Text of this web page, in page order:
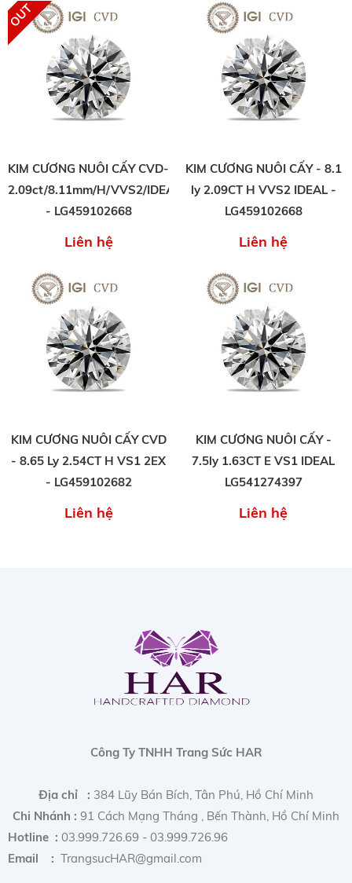
KIM CƯƠNG NUÔI CẤY CVD-
2.09ct/8.11mm/H/VVS2/IDEAl/EX/EX
- LG459102668
Liên hệ
KIM CƯƠNG NUÔI CẤY - 8.1
ly 2.09CT H VVS2 IDEAL -
LG459102668
Liên hệ
KIM CƯƠNG NUÔI CẤY CVD
- 8.65 Ly 2.54CT H VS1 2EX
- LG459102682
Liên hệ
KIM CƯƠNG NUÔI CẤY -
7.5ly 1.63CT E VS1 IDEAL
LG541274397
Liên hệ
Công Ty TNHH Trang Sức HAR
Địa chỉ : 384 Lũy Bán Bích, Tân Phú, Hồ Chí Minh
Chi Nhánh : 91 Cách Mạng Tháng , Bến Thành, Hồ Chí Minh
Hotline : 03.999.726.69 - 03.999.726.96
Email : TrangsucHAR@gmail.com